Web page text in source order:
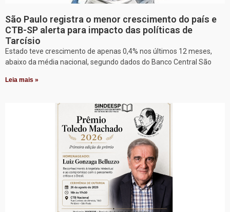
São Paulo registra o menor crescimento do país e
CTB-SP alerta para impacto das políticas de
Tarcísio
Estado teve crescimento de apenas 0,4% nos últimos 12 meses,
abaixo da média nacional, segundo dados do Banco Central São
Leia mais »